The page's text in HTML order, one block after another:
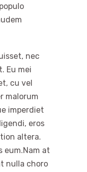
nec
Eu mei
cu vel
malorum
imperdiet
eros
altera.
eum.Nam at
nulla choro